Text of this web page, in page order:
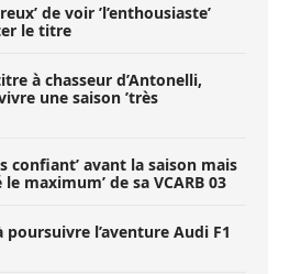
de voir ’l’enthousiaste’
le titre
à chasseur d’Antonelli,
une saison ’très
confiant’ avant la saison mais
maximum’ de sa VCARB 03
l’aventure Audi F1